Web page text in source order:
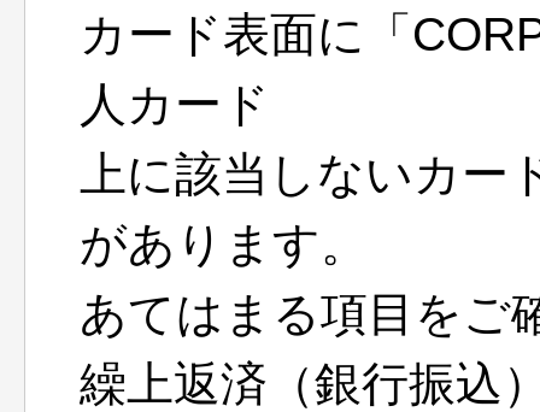
カード表面に「
人カード
上に該当しないカ
があります。
あてはまる項目をご
繰上返済（銀行振込